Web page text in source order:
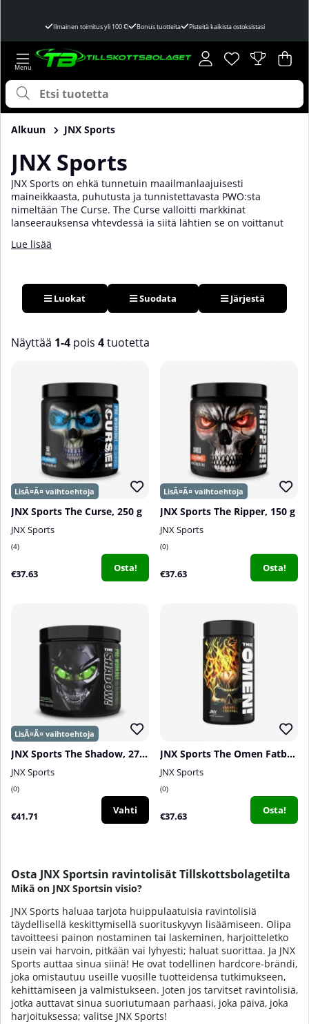
Ilmainen toimitus yli 100 €! Bonus tuotteita Pisteitä kaikista ostoksistasi
Toivelista
Lukumäärä
. .
Alkuun JNX Sports
JNX Sports
JNX Sports on ehkä tunnetuin maailmanlaajuisesti
maineikkaasta, puhutusta ja tunnistettavasta PWO:sta
nimeltään The Curse. The Curse valloitti markkinat
lanseerauksensa yhteydessä ja siitä lähtien se on voittanut
maailman parhaista ennen treeniä -tuotteista. Mutta JNX
saaneet markkinoiden hyväksynnän. Haluatko maksimoida
tuloksesi ja suorituskykysi kuntosalilla ja arjessa? Kokeile JNX
Sportsia etkä tule pettymään. Osta ravintolisäsi JNX Sportsilta
Lue lisää
Luokat Suodata Järjestä
Näyttää 1-4 pois 4tuotetta
JNX Sports The Curse, 250 g
JNX Sports
4
€37.63 Osta!
JNX Sports The Ripper, 150 g
JNX Sports
0
€37.63 Osta!
JNX Sports The Shadow, 270 g
JNX Sports
0
€41.71 Vahti
JNX Sports The Omen Fatburner, 100 caps
JNX Sports
0
€37.63 Osta!
Osta JNX Sportsin ravintolisät Tillskottsbolagetilta
Mikä on JNX Sportsin visio?
JNX Sports haluaa tarjota huippulaatuisia ravintolisiä
täydellisellä keskittymisellä suorituskyvyn lisäämiseen. Olipa
tavoitteesi painon nostaminen tai laskeminen, harjoitteletko
usein vai harvoin, pitkään vai lyhyesti; haluat suorittaa. Ja JNX
Sports auttaa sinua siinä! He ovat todellinen hardcore-brändi,
joka omistautuu useille vuosille tuotteidensa tutkimukseen,
kehittämiseen ja valmistukseen. Joten jos tarvitset ravintolisiä,
jotka auttavat sinua suoriutumaan parhaasi, joka päivä, joka
harjoituksessa; valitse JNX Sports!